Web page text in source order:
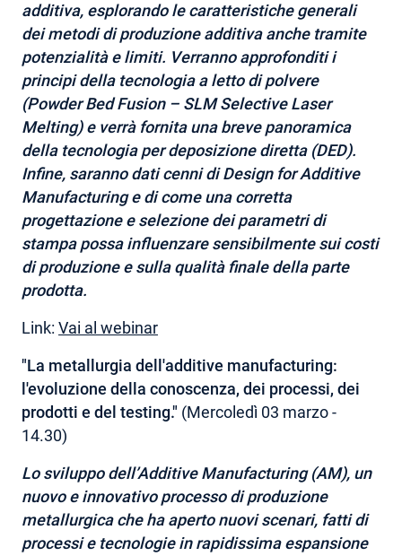
additiva, esplorando le caratteristiche generali
dei metodi di produzione additiva anche tramite
potenzialità e limiti. Verranno approfonditi i
principi della tecnologia a letto di polvere
(Powder Bed Fusion – SLM Selective Laser
Melting) e verrà fornita una breve panoramica
della tecnologia per deposizione diretta (DED).
Infine, saranno dati cenni di Design for Additive
Manufacturing e di come una corretta
progettazione e selezione dei parametri di
stampa possa influenzare sensibilmente sui costi
di produzione e sulla qualità finale della parte
prodotta.
Link: Vai al webinar
"La metallurgia dell'additive manufacturing:
l'evoluzione della conoscenza, dei processi, dei
prodotti e del testing." (Mercoledì 03 marzo -
14.30)
Lo sviluppo dell’Additive Manufacturing (AM), un
nuovo e innovativo processo di produzione
metallurgica che ha aperto nuovi scenari, fatti di
processi e tecnologie in rapidissima espansione